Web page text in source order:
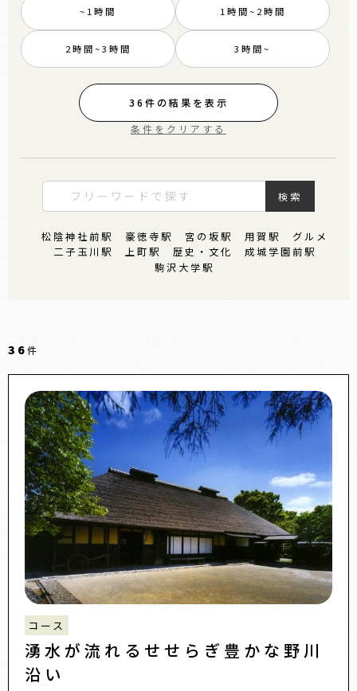
~1時間 1時間~2時間
2時間~3時間 3時間~
36 件の結果を表示
条件をクリアする
検索
松陰神社前駅 豪徳寺駅 宮の坂駅 用賀駅
グルメ
二子玉川駅
上町駅 歴史・文化
成城学園前駅
駒沢大学駅
36件
コース
湧水が流れるせせらぎ豊かな野川
沿い